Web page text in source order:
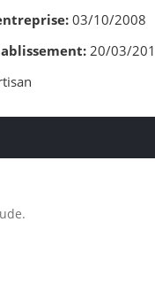
03/10/2008
20/03/